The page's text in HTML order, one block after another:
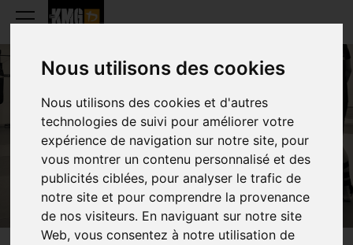
Nous utilisons des cookies
Nous utilisons des cookies et d'autres
technologies de suivi pour améliorer votre
expérience de navigation sur notre site, pour
vous montrer un contenu personnalisé et des
publicités ciblées, pour analyser le trafic de
notre site et pour comprendre la provenance
de nos visiteurs. En naviguant sur notre site
Web, vous consentez à notre utilisation de
JULIEN BROUTA